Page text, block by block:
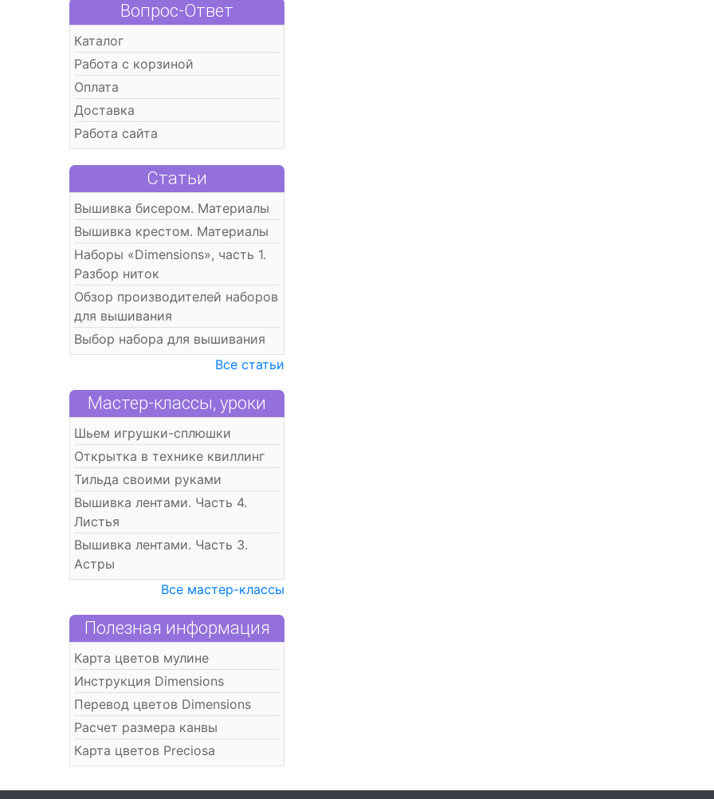
Вопрос-Ответ
Каталог
Работа с корзиной
Оплата
Доставка
Работа сайта
Статьи
Вышивка бисером. Материалы
Вышивка крестом. Материалы
Наборы «Dimensions», часть 1.
Разбор ниток
Обзор производителей наборов
для вышивания
Выбор набора для вышивания
Все статьи
Мастер-классы, уроки
Шьем игрушки-сплюшки
Открытка в технике квиллинг
Тильда своими руками
Вышивка лентами. Часть 4.
Листья
Вышивка лентами. Часть 3.
Астры
Все мастер-классы
Полезная информация
Карта цветов мулине
Инструкция Dimensions
Перевод цветов Dimensions
Расчет размера канвы
Карта цветов Preciosa